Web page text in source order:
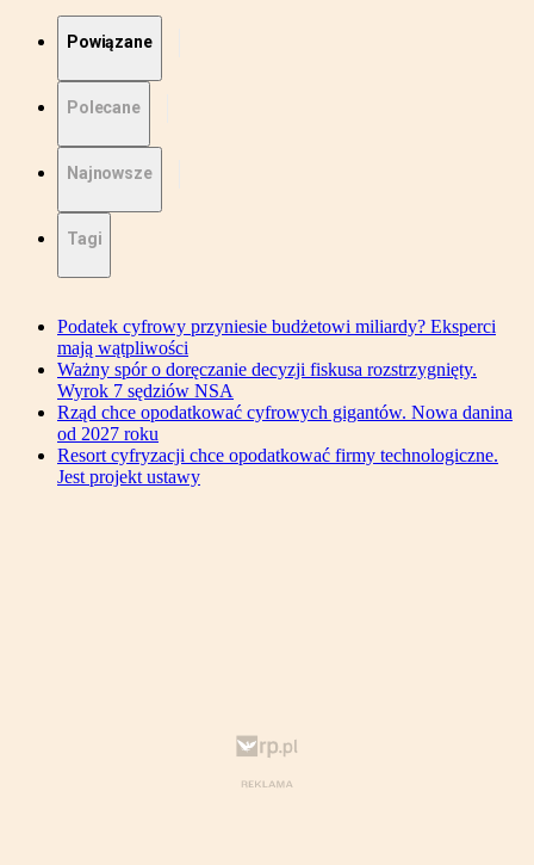
Powiązane
Polecane
Najnowsze
Tagi
Podatek cyfrowy przyniesie budżetowi miliardy? Eksperci
mają wątpliwości
Ważny spór o doręczanie decyzji fiskusa rozstrzygnięty.
Wyrok 7 sędziów NSA
Rząd chce opodatkować cyfrowych gigantów. Nowa danina
od 2027 roku
Resort cyfryzacji chce opodatkować firmy technologiczne.
Jest projekt ustawy